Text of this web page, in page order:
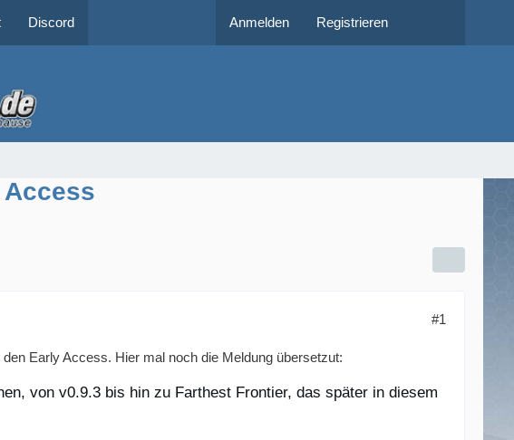
Discord Anmelden Registrieren
#1
Early Access. Hier mal noch die Meldung übersetzut:
von v0.9.3 bis hin zu Farthest Frontier, das später in diesem